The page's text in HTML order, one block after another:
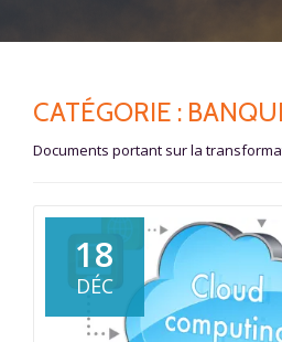
CATÉGORIE :
Documents portant sur la
18
DÉC